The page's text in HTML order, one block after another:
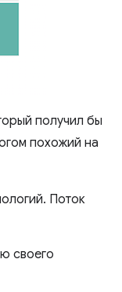
получил бы
похожий на
Поток
своего